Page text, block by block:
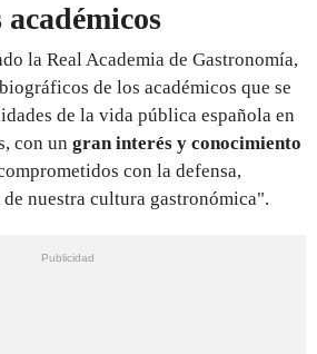
la Real Academia de Gastronomía,
de los académicos que se
de la vida pública española en
con un gran interés y conocimiento
con la defensa,
nuestra cultura gastronómica".